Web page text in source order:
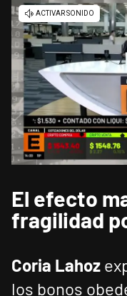
El efecto
fragilidad
Coria Lahoz
los bonos